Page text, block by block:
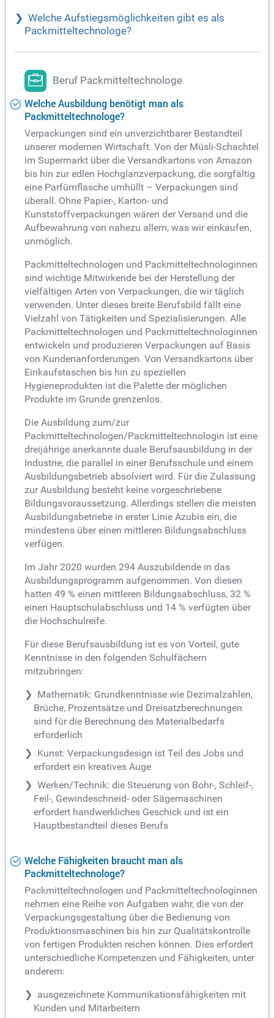
Welche Aufstiegsmöglichkeiten gibt es als
Packmitteltechnologe?
Beruf Packmitteltechnologe
Welche Ausbildung benötigt man als
Packmitteltechnologe?
Verpackungen sind ein unverzichtbarer Bestandteil
unserer modernen Wirtschaft. Von der Müsli-Schachtel
im Supermarkt über die Versandkartons von Amazon
bis hin zur edlen Hochglanzverpackung, die sorgfältig
eine Parfümflasche umhüllt – Verpackungen sind
überall. Ohne Papier-, Karton- und
Kunststoffverpackungen wären der Versand und die
Aufbewahrung von nahezu allem, was wir einkaufen,
unmöglich.
Packmitteltechnologen und Packmitteltechnologinnen
sind wichtige Mitwirkende bei der Herstellung der
vielfältigen Arten von Verpackungen, die wir täglich
verwenden. Unter dieses breite Berufsbild fällt eine
Vielzahl von Tätigkeiten und Spezialisierungen. Alle
Packmitteltechnologen und Packmitteltechnologinnen
entwickeln und produzieren Verpackungen auf Basis
von Kundenanforderungen. Von Versandkartons über
Einkaufstaschen bis hin zu speziellen
Hygieneprodukten ist die Palette der möglichen
Produkte im Grunde grenzenlos.
Die Ausbildung zum/zur
Packmitteltechnologen/Packmitteltechnologin ist eine
dreijährige anerkannte duale Berufsausbildung in der
Industrie, die parallel in einer Berufsschule und einem
Ausbildungsbetrieb absolviert wird. Für die Zulassung
zur Ausbildung besteht keine vorgeschriebene
Bildungsvoraussetzung. Allerdings stellen die meisten
Ausbildungsbetriebe in erster Linie Azubis ein, die
mindestens über einen mittleren Bildungsabschluss
verfügen.
Im Jahr 2020 wurden 294 Auszubildende in das
Ausbildungsprogramm aufgenommen. Von diesen
hatten 49 % einen mittleren Bildungsabschluss, 32 %
einen Hauptschulabschluss und 14 % verfügten über
die Hochschulreife.
Für diese Berufsausbildung ist es von Vorteil, gute
Kenntnisse in den folgenden Schulfächern
mitzubringen:
Mathematik: Grundkenntnisse wie Dezimalzahlen,
Brüche, Prozentsätze und Dreisatzberechnungen
sind für die Berechnung des Materialbedarfs
erforderlich
Kunst: Verpackungsdesign ist Teil des Jobs und
erfordert ein kreatives Auge
Werken/Technik: die Steuerung von Bohr-, Schleif-,
Feil-, Gewindeschneid- oder Sägemaschinen
erfordert handwerkliches Geschick und ist ein
Hauptbestandteil dieses Berufs
Welche Fähigkeiten braucht man als
Packmitteltechnologe?
Packmitteltechnologen und Packmitteltechnologinnen
nehmen eine Reihe von Aufgaben wahr, die von der
Verpackungsgestaltung über die Bedienung von
Produktionsmaschinen bis hin zur Qualitätskontrolle
von fertigen Produkten reichen können. Dies erfordert
unterschiedliche Kompetenzen und Fähigkeiten, unter
anderem:
ausgezeichnete Kommunikationsfähigkeiten mit
Kunden und Mitarbeitern